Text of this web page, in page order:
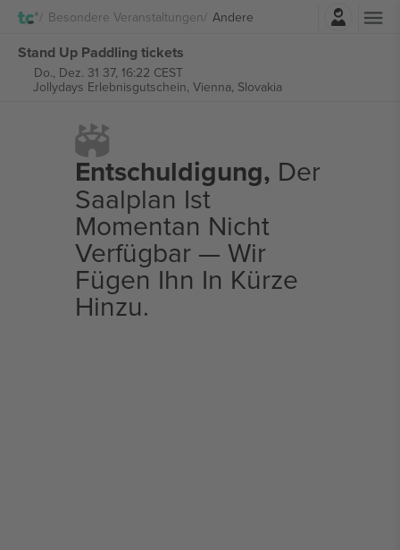
Besondere Veranstaltungen Andere
Einloggen
Stand Up Paddling tickets
Do., Dez. 31 37, 16:22 CEST
Jollydays Erlebnisgutschein, Vienna, Slovakia
Entschuldigung, Der
Saalplan Ist
Momentan Nicht
Verfügbar — Wir
Fügen Ihn In Kürze
Hinzu.